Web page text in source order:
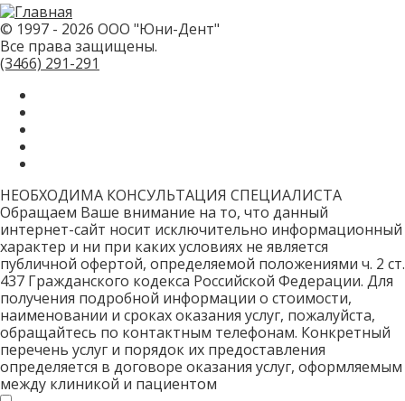
не
заполняйте
это
поле.
CAPTCHA
только
роботов!
© 1997 - 2026 ООО "Юни-Дент"
Все права защищены.
(3466) 291-291
НЕОБХОДИМА КОНСУЛЬТАЦИЯ СПЕЦИАЛИСТА
Обращаем Ваше внимание на то, что данный
интернет-сайт носит исключительно информационный
характер и ни при каких условиях не является
публичной офертой, определяемой положениями ч. 2 ст.
437 Гражданского кодекса Российской Федерации. Для
получения подробной информации о стоимости,
наименовании и сроках оказания услуг, пожалуйста,
обращайтесь по контактным телефонам. Конкретный
перечень услуг и порядок их предоставления
определяется в договоре оказания услуг, оформляемым
между клиникой и пациентом